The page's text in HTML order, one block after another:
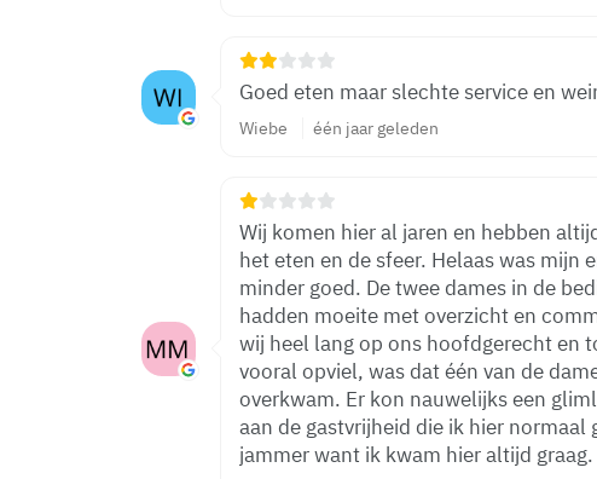
Goed eten maar slechte service en
Wiebe één jaar geleden
Wij komen hier al jaren en hebben
het eten en de sfeer. Helaas was mijn
minder goed. De twee dames in de
hadden moeite met overzicht en
wij heel lang op ons hoofdgerecht en
vooral opviel, was dat één van de
overkwam. Er kon nauwelijks een
aan de gastvrijheid die ik hier normaal
jammer want ik kwam hier altijd graag.